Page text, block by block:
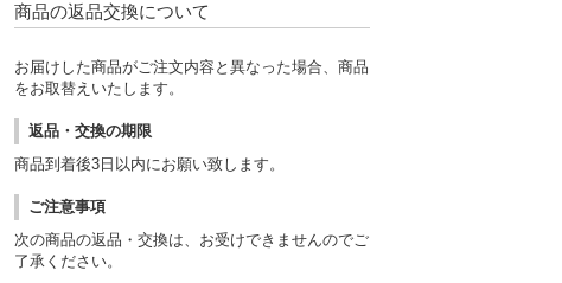
商品の返品交換について
お届けした商品がご注文内容と異なった場合、商品
をお取替えいたします。
返品・交換の期限
商品到着後3日以内にお願い致します。
ご注意事項
次の商品の返品・交換は、お受けできませんのでご
了承ください。